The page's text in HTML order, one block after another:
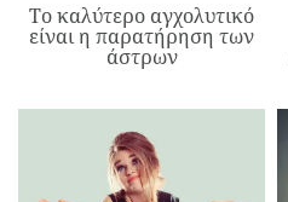
Το καλύτερο αγχολυτικό
είναι η παρατήρηση των
άστρων